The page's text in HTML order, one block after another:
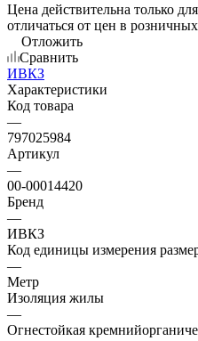
Цена действительна только
отличаться от цен в
Отложить
Сравнить
ИВКЗ
Характеристики
Код товара
—
797025984
Артикул
—
00-00014420
Бренд
—
ИВКЗ
Код единицы измерения
—
Метр
Изоляция жилы
—
Огнестойкая